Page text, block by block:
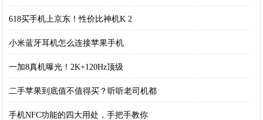
618买手机上京东！性价比神机K 2
小米蓝牙耳机怎么连接苹果手机
一加8真机曝光！2K+120Hz顶级
二手苹果到底值不值得买？听听老司机都
手机NFC功能的四大用处，手把手教你